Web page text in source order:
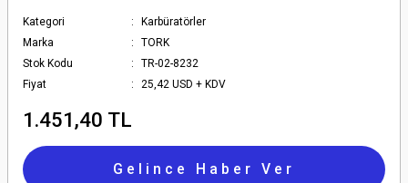
Kategori
Karbüratörler
Marka
TORK
Stok Kodu
TR-02-8232
Fiyat
25,42 USD + KDV
1.451,40 TL
Gelince Haber Ver